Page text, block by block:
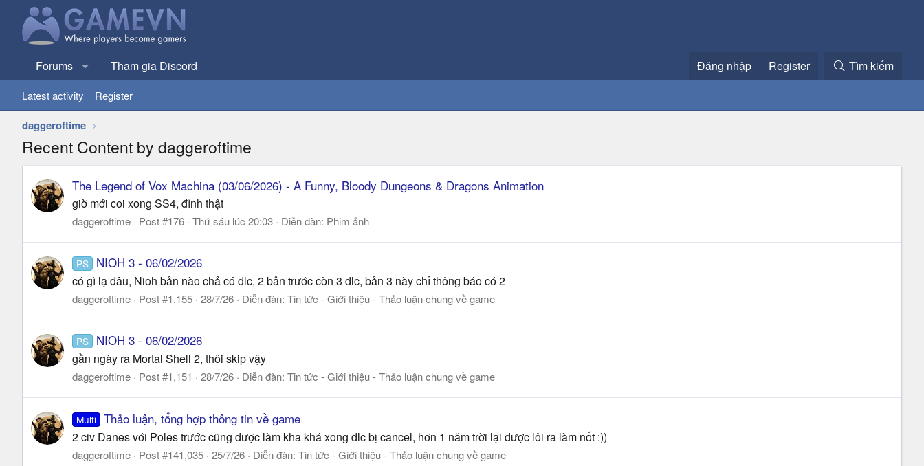
Forums Tham gia Discord Đăng nhập Register Tìm kiếm
Latest activity Register
daggeroftime
Recent Content by daggeroftime
The Legend of Vox Machina (03/06/2026) - A Funny, Bloody Dungeons & Dragons Animation
giờ mới coi xong SS4, đỉnh thật
daggeroftime Post #176 Thứ sáu lúc 20:03 Diễn đàn: Phim ảnh
PS NIOH 3 - 06/02/2026
có gì lạ đâu, Nioh bản nào chả có dlc, 2 bản trước còn 3 dlc, bản 3 này chỉ thông báo có 2
daggeroftime Post #1,155 28/7/26 Diễn đàn: Tin tức - Giới thiệu - Thảo luận chung về game
PS NIOH 3 - 06/02/2026
gần ngày ra Mortal Shell 2, thôi skip vậy
daggeroftime Post #1,151 28/7/26 Diễn đàn: Tin tức - Giới thiệu - Thảo luận chung về game
Multi Thảo luận, tổng hợp thông tin về game
2 civ Danes với Poles trước cũng được làm kha khá xong dlc bị cancel, hơn 1 năm trời lại được lôi ra làm nốt :))
daggeroftime Post #141,035 25/7/26 Diễn đàn: Tin tức - Giới thiệu - Thảo luận chung về game